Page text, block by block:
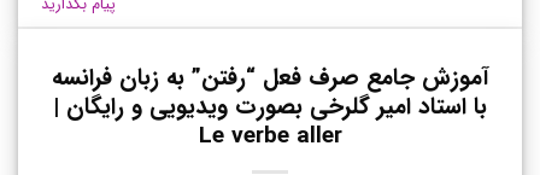
پیام بگذارید
آموزش جامع صرف فعل “رفتن” به زبان فرانسه
با استاد امیر گلرخی بصورت ویدیویی و رایگان |
Le verbe aller